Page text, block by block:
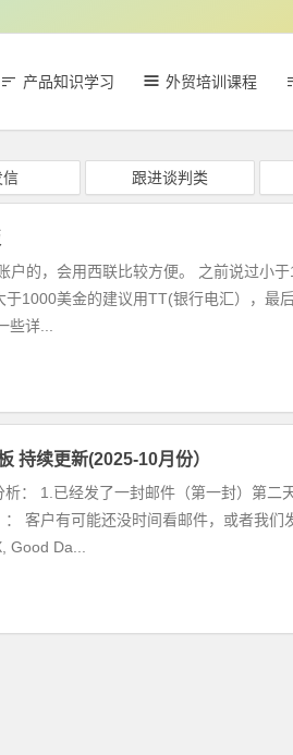
产品知识学习 外贸培训课程
信 跟进谈判类
户的，会用西联比较方便。 之前说过小
1000美金的建议用TT(银行电汇），最
详...
持续更新(2025-10月份）
： 1.已经发了一封邮件（第一封）第二
： 客户有可能还没时间看邮件，或者我们
Good Da...